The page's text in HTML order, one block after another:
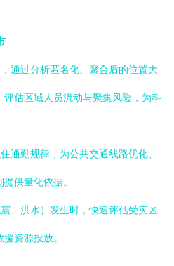
通过分析匿名化、聚合后的位置大
估区域人员流动与聚集风险，为科
通勤规律，为公共交通线路优化、
供量化依据。
、洪水）发生时，快速评估受灾区
资源投放。